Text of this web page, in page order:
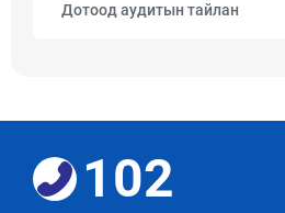
Дотоод аудитын тайлан
102